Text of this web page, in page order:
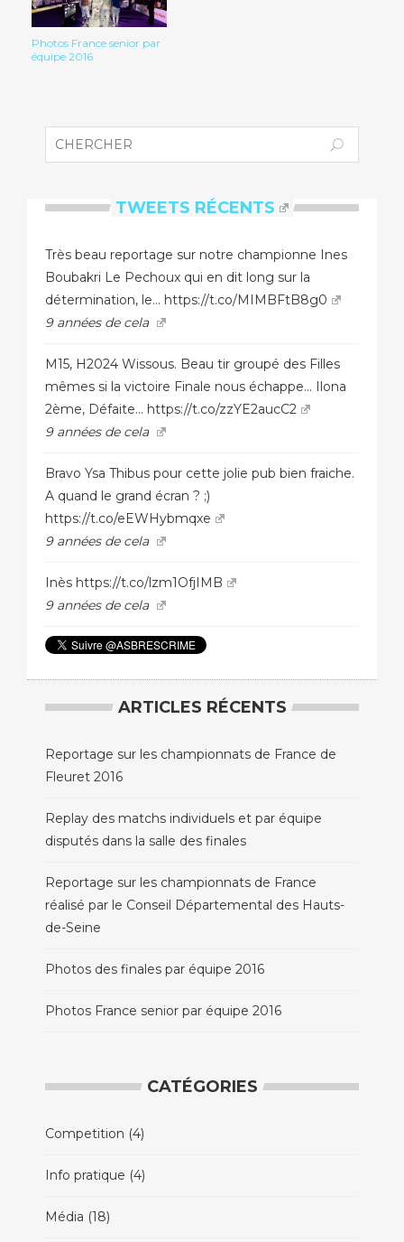
Photos France senior par
équipe 2016
TWEETS RÉCENTS
Très beau reportage sur notre championne Ines
Boubakri Le Pechoux qui en dit long sur la
détermination, le... https://t.co/MIMBFtB8g0
9 années de cela
M15, H2024 Wissous. Beau tir groupé des Filles
mêmes si la victoire Finale nous échappe... Ilona
2ème, Défaite... https://t.co/zzYE2aucC2
9 années de cela
Bravo Ysa Thibus pour cette jolie pub bien fraiche.
A quand le grand écran ? ;)
https://t.co/eEWHybmqxe
9 années de cela
Inès https://t.co/lzm1OfjIMB
9 années de cela
ARTICLES RÉCENTS
Reportage sur les championnats de France de
Fleuret 2016
Replay des matchs individuels et par équipe
disputés dans la salle des finales
Reportage sur les championnats de France
réalisé par le Conseil Départemental des Hauts-
de-Seine
Photos des finales par équipe 2016
Photos France senior par équipe 2016
CATÉGORIES
Competition (4)
Info pratique (4)
Média (18)